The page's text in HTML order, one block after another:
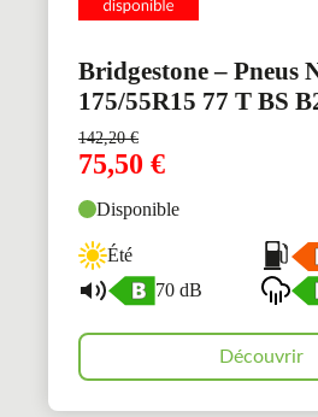
Bridgestone – Pneus
175/55R15 77 T BS
142,20€
75,50 €
Disponible
Été
70 dB
Découvrir